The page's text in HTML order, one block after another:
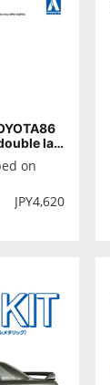
lan
on
JPY4,620